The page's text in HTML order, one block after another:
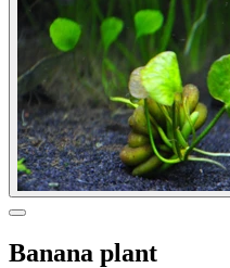
Banana plant